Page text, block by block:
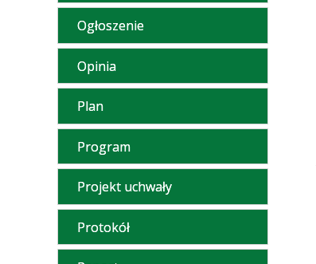
Ogłoszenie
Opinia
Plan
Program
Projekt uchwały
Protokół